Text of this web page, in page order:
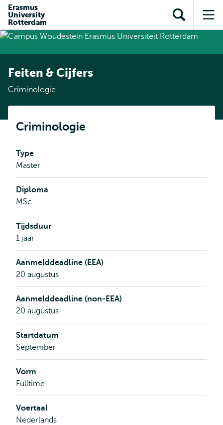
inhoud
gaan
gaan
Direct naar
subnavigatie
Erasmus
University
Rotterdam
Toon
zoekveld
Feiten & Cijfers
Criminologie
Criminologie
Type
Master
Diploma
MSc
Tijdsduur
1 jaar
Aanmelddeadline (EEA)
20 augustus
Aanmelddeadline (non-EEA)
20 augustus
Startdatum
September
Vorm
Fulltime
Voertaal
Nederlands